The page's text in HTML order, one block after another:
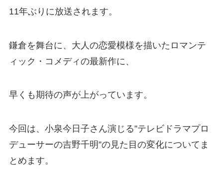
11年ぶりに放送されます。
鎌倉を舞台に、大人の恋愛模様を描いたロマンテ
ィック・コメディの最新作に、
早くも期待の声が上がっています。
今回は、小泉今日子さん演じる”テレビドラマプロ
デューサーの吉野千明”の見た目の変化についてま
とめます。